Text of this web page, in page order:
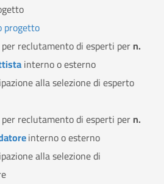
progetto
reclutamento di esperti pern.
interno o esterno
alla selezione di esperto
reclutamento di esperti pern.
interno o esterno
alla selezione di